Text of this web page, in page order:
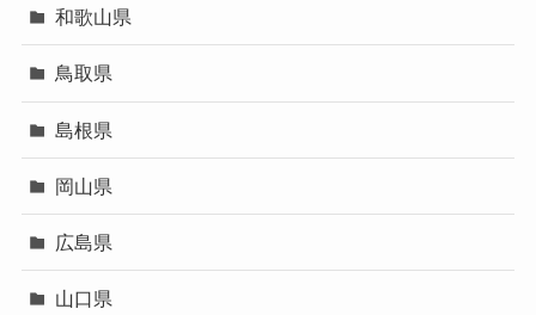
和歌山県
鳥取県
島根県
岡山県
広島県
山口県